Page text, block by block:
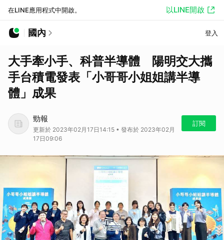
在LINE應用程式中開啟。 以LINE開啟
國內 登入
大手牽小手、科普半導體 陽明交大攜
手台積電發表「小哥哥小姐姐講半導
體」成果
勁報
更新於 2023年02月17日14:15 • 發布於 2023年02月
17日09:06
訂閱